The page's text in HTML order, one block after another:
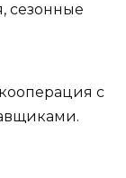
сезонные
с